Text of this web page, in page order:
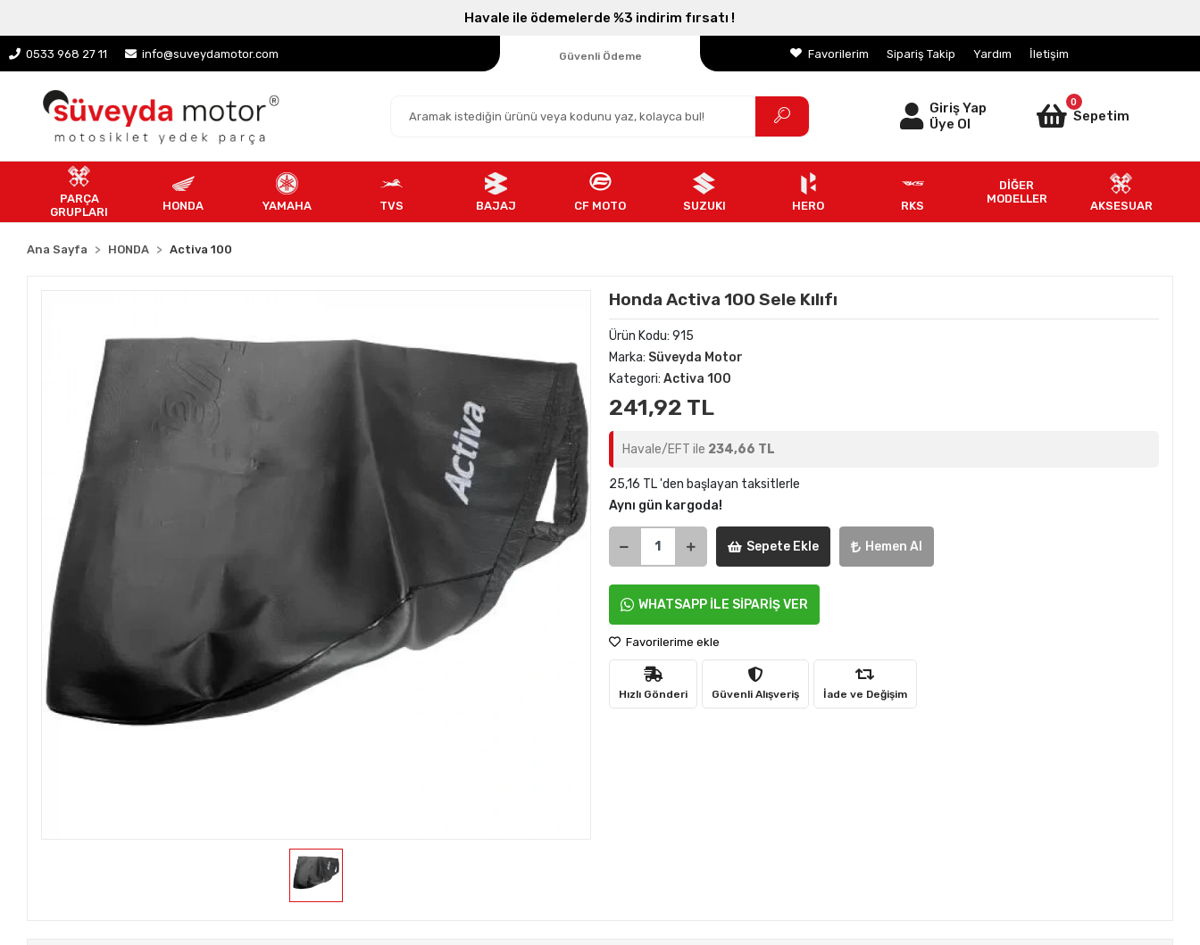
Havale ile ödemelerde %3 indirim fırsatı !
0533 968 27 11 info@suveydamotor.com
Parçanızın Online Adresi
Güvenli Ödeme
Favorilerim Sipariş Takip Yardım İletişim
Giriş Yap
Üye Ol
0
Sepetim
PARÇA
GRUPLARI
HONDA YAMAHA TVS BAJAJ CF MOTO SUZUKI HERO RKS
DİĞER
MODELLER
AKSESUAR
Ana Sayfa HONDA Activa 100
Honda Activa 100 Sele Kılıfı
Ürün Kodu: 915
Marka: Süveyda Motor
Kategori: Activa 100
241,92 TL
Havale/EFT ile 234,66 TL
25,16 TL 'den başlayan taksitlerle
Aynı gün kargoda!
Sepete Ekle Hemen Al
WHATSAPP İLE SİPARİŞ VER
Favorilerime ekle
Hızlı Gönderi Güvenli Alışveriş İade ve Değişim